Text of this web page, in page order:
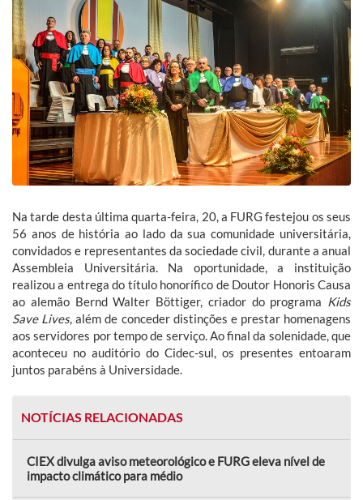
Na tarde desta última quarta-feira, 20, a FURG festejou os seus
56 anos de história ao lado da sua comunidade universitária,
convidados e representantes da sociedade civil, durante a anual
Assembleia Universitária. Na oportunidade, a instituição
realizou a entrega do título honorífico de Doutor Honoris Causa
ao alemão Bernd Walter Böttiger, criador do programa Kids
Save Lives, além de conceder distinções e prestar homenagens
aos servidores por tempo de serviço. Ao final da solenidade, que
aconteceu no auditório do Cidec-sul, os presentes entoaram
juntos parabéns à Universidade.
NOTÍCIAS RELACIONADAS
CIEX divulga aviso meteorológico e FURG eleva nível de
impacto climático para médio